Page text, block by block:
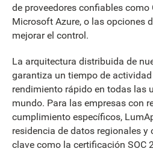
de proveedores confiables como
Microsoft Azure, o las opciones
mejorar el control.
La arquitectura distribuida de
garantiza un tiempo de actividad
rendimiento rápido en todas las
mundo. Para las empresas con
cumplimiento específicos,
residencia de datos regionales y
clave como la certificación SOC